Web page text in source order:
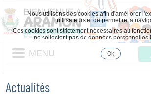
Nous utilisons des cookies afin d'améliorer
utilisateurs et de permettre la
Ces cookies sont strictement nécessaires au
ne collectent pas de données personnelles.
Ok
Accepter
MENU
Actualités